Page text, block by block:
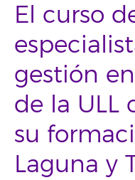
El curso
gestión
de la ULL
su
Laguna y